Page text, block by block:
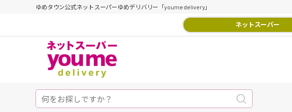
ゆめタウン公式ネットスーパーゆめデリバリー「youme delivery」
ネットスーパー